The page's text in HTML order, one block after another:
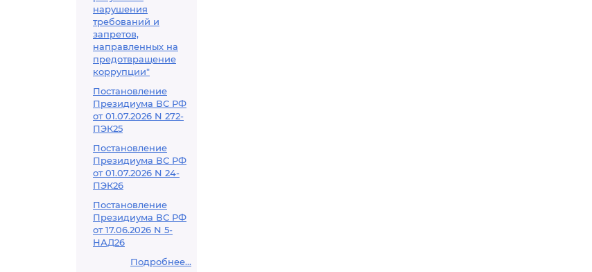
нарушения
требований и
запретов,
направленных на
предотвращение
коррупции"
Постановление
Президиума ВС РФ
от 01.07.2026 N 272-
ПЭК25
Постановление
Президиума ВС РФ
от 01.07.2026 N 24-
ПЭК26
Постановление
Президиума ВС РФ
от 17.06.2026 N 5-
НАД26
Подробнее...